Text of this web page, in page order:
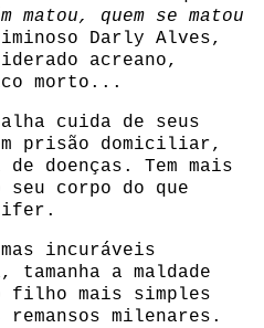
matou, quem se matou
Darly Alves,
acreano,
morto...
cuida de seus
prisão domiciliar,
doenças. Tem mais
seu corpo do que
incuráveis
tamanha a maldade
filho mais simples
milenares.